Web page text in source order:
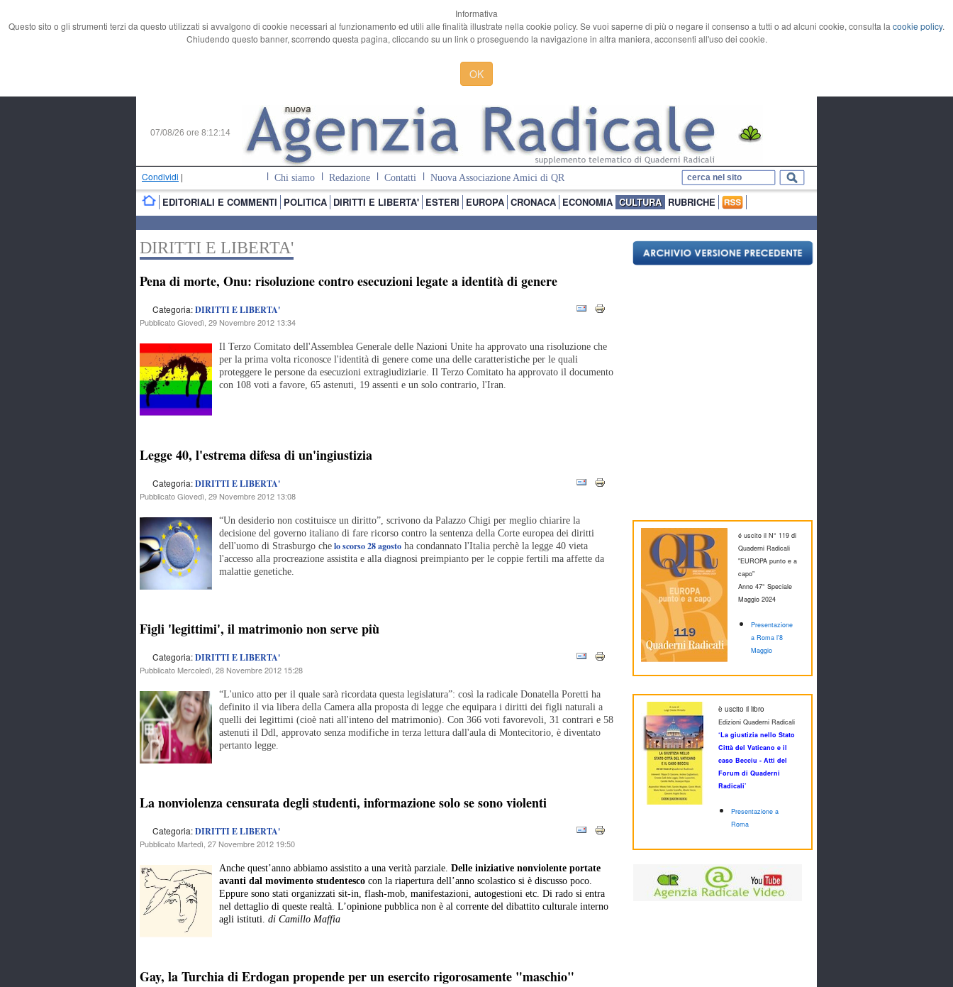
Informativa
Questo sito o gli strumenti terzi da questo utilizzati si avvalgono di cookie necessari al funzionamento ed utili alle finalità illustrate nella cookie policy. Se vuoi saperne di più o negare il consenso a tutti o ad alcuni cookie, consulta la cookie policy.
Chiudendo questo banner, scorrendo questa pagina, cliccando su un link o proseguendo la navigazione in altra maniera, acconsenti all'uso dei cookie.
OK
07/08/26 ore 8:12:15
Condividi | Chi siamo Redazione Contatti Nuova Associazione Amici di QR
EDITORIALI E COMMENTI POLITICA DIRITTI E LIBERTA' ESTERI EUROPA CRONACA ECONOMIA CULTURA RUBRICHE
DIRITTI E LIBERTA'
Pena di morte, Onu: risoluzione contro esecuzioni legate a identità di genere
Categoria:DIRITTI E LIBERTA'
Pubblicato Giovedì, 29 Novembre 2012 13:34
Il Terzo Comitato dell'Assemblea Generale delle Nazioni Unite ha approvato una risoluzione che
per la prima volta riconosce l'identità di genere come una delle caratteristiche per le quali
proteggere le persone da esecuzioni extragiudiziarie. Il Terzo Comitato ha approvato il documento
con 108 voti a favore, 65 astenuti, 19 assenti e un solo contrario, l'Iran.
Legge 40, l'estrema difesa di un'ingiustizia
Categoria:DIRITTI E LIBERTA'
Pubblicato Giovedì, 29 Novembre 2012 13:08
“Un desiderio non costituisce un diritto”, scrivono da Palazzo Chigi per meglio chiarire la
decisione del governo italiano di fare ricorso contro la sentenza della Corte europea dei diritti
dell'uomo di Strasburgo che lo scorso 28 agosto ha condannato l'Italia perchè la legge 40 vieta
l'accesso alla procreazione assistita e alla diagnosi preimpianto per le coppie fertili ma affette da
malattie genetiche.
Figli 'legittimi', il matrimonio non serve più
Categoria:DIRITTI E LIBERTA'
Pubblicato Mercoledì, 28 Novembre 2012 15:28
“L'unico atto per il quale sarà ricordata questa legislatura”: così la radicale Donatella Poretti ha
definito il via libera della Camera alla proposta di legge che equipara i diritti dei figli naturali a
quelli dei legittimi (cioè nati all'inteno del matrimonio). Con 366 voti favorevoli, 31 contrari e 58
astenuti il Ddl, approvato senza modifiche in terza lettura dall'aula di Montecitorio, è diventato
pertanto legge.
La nonviolenza censurata degli studenti, informazione solo se sono violenti
Categoria:DIRITTI E LIBERTA'
Pubblicato Martedì, 27 Novembre 2012 19:50
Anche quest’anno abbiamo assistito a una verità parziale. Delle iniziative nonviolente portate
avanti dal movimento studentesco con la riapertura dell’anno scolastico si è discusso poco.
Eppure sono stati organizzati sit-in, flash-mob, manifestazioni, autogestioni etc. Di rado si entra
nel dettaglio di queste realtà. L’opinione pubblica non è al corrente del dibattito culturale interno
agli istituti. di Camillo Maffia
Gay, la Turchia di Erdogan propende per un esercito rigorosamente "maschio"
é uscito il N° 119 di
Quaderni Radicali
"EUROPA punto e a
capo"
Anno 47° Speciale
Maggio 2024
Presentazione
a Roma l'8
Maggio
è uscito il libro
Edizioni Quaderni Radicali
‘La giustizia nello Stato
Città del Vaticano e il
caso Becciu - Atti del
Forum di Quaderni
Radicali’
Presentazione a
Roma